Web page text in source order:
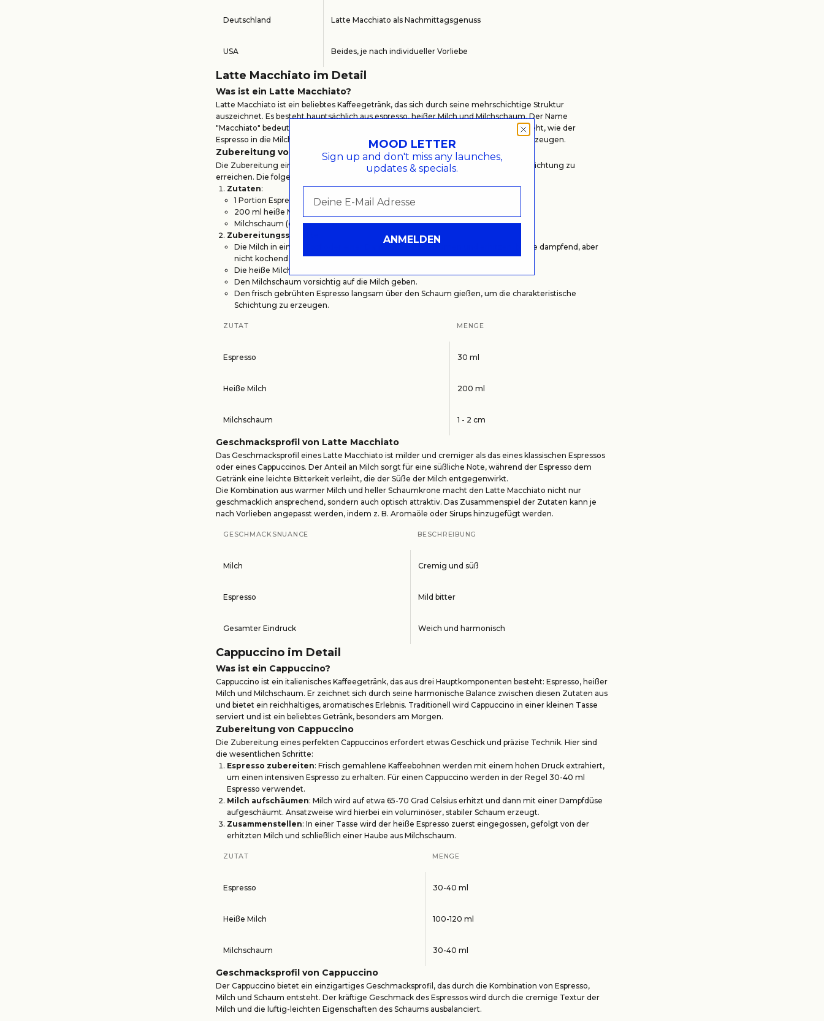
Deutschland Latte Macchiato als Nachmittagsgenuss
USA Beides, je nach individueller Vorliebe
Latte Macchiato im Detail
Was ist ein Latte Macchiato?
Latte Macchiato ist ein beliebtes Kaffeegetränk, das sich durch seine mehrschichtige Struktur
auszeichnet. Es besteht hauptsächlich aus espresso, heißer Milch und Milchschaum. Der Name
"Macchiato" bedeutet "gefleckt" oder "markiert", was sich auf die Art und Weise bezieht, wie der
Espresso in die Milch gegossen wird, um eine charakteristische, gefleckte Optik zu erzeugen.
Zubereitung von Latte Macchiato
Die Zubereitung eines Latte Macchiato erfordert einige Schritte, um die perfekte Schichtung zu
erreichen. Die folgenden Schritte zeigen, wie man einen Latte Macchiato zubereitet:
Zutaten:
1 Portion Espresso (ca. 30 ml)
200 ml heiße Milch
Milchschaum (etwa 1 - 2 cm)
Zubereitungsschritte
Die Milch in einem Topf oder einer Dampfdüse aufschäumen und erhitzen, bis sie dampfend, aber
nicht kochend ist.
Die heiße Milch in ein hohes Glas gießen.
Den Milchschaum vorsichtig auf die Milch geben.
Den frisch gebrühten Espresso langsam über den Schaum gießen, um die charakteristische
Schichtung zu erzeugen.
ZUTAT MENGE
Espresso 30 ml
Heiße Milch 200 ml
Milchschaum 1 - 2 cm
Geschmacksprofil von Latte Macchiato
Das Geschmacksprofil eines Latte Macchiato ist milder und cremiger als das eines klassischen Espressos
oder eines Cappuccinos. Der Anteil an Milch sorgt für eine süßliche Note, während der Espresso dem
Getränk eine leichte Bitterkeit verleiht, die der Süße der Milch entgegenwirkt.
Die Kombination aus warmer Milch und heller Schaumkrone macht den Latte Macchiato nicht nur
geschmacklich ansprechend, sondern auch optisch attraktiv. Das Zusammenspiel der Zutaten kann je
nach Vorlieben angepasst werden, indem z. B. Aromaöle oder Sirups hinzugefügt werden.
GESCHMACKSNUANCE BESCHREIBUNG
Milch Cremig und süß
Espresso Mild bitter
Gesamter Eindruck Weich und harmonisch
Cappuccino im Detail
Was ist ein Cappuccino?
Cappuccino ist ein italienisches Kaffeegetränk, das aus drei Hauptkomponenten besteht: Espresso, heißer
Milch und Milchschaum. Er zeichnet sich durch seine harmonische Balance zwischen diesen Zutaten aus
und bietet ein reichhaltiges, aromatisches Erlebnis. Traditionell wird Cappuccino in einer kleinen Tasse
serviert und ist ein beliebtes Getränk, besonders am Morgen.
Zubereitung von Cappuccino
Die Zubereitung eines perfekten Cappuccinos erfordert etwas Geschick und präzise Technik. Hier sind
die wesentlichen Schritte:
Espresso zubereiten: Frisch gemahlene Kaffeebohnen werden mit einem hohen Druck extrahiert,
um einen intensiven Espresso zu erhalten. Für einen Cappuccino werden in der Regel 30-40 ml
Espresso verwendet.
Milch aufschäumen: Milch wird auf etwa 65-70 Grad Celsius erhitzt und dann mit einer Dampfdüse
aufgeschäumt. Ansatzweise wird hierbei ein voluminöser, stabiler Schaum erzeugt.
Zusammenstellen: In einer Tasse wird der heiße Espresso zuerst eingegossen, gefolgt von der
erhitzten Milch und schließlich einer Haube aus Milchschaum.
ZUTAT MENGE
Espresso 30-40 ml
Heiße Milch 100-120 ml
Milchschaum 30-40 ml
Geschmacksprofil von Cappuccino
Der Cappuccino bietet ein einzigartiges Geschmacksprofil, das durch die Kombination von Espresso,
Milch und Schaum entsteht. Der kräftige Geschmack des Espressos wird durch die cremige Textur der
Milch und die luftig-leichten Eigenschaften des Schaums ausbalanciert.
MOOD LETTER
Sign up and don't miss any launches,
updates & specials.
ANMELDEN